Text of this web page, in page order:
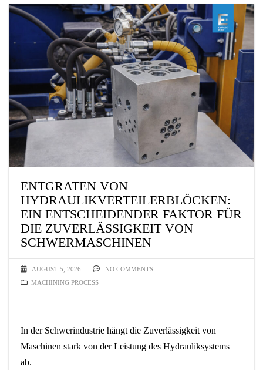
ENTGRATEN VON
HYDRAULIKVERTEILERBLÖCKEN:
EIN ENTSCHEIDENDER FAKTOR FÜR
DIE ZUVERLÄSSIGKEIT VON
SCHWERMASCHINEN
AUGUST 5, 2026
NO COMMENTS
MACHINING PROCESS
In der Schwerindustrie hängt die Zuverlässigkeit von
Maschinen stark von der Leistung des Hydrauliksystems
ab.